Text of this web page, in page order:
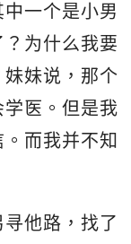
一个是小男
为什么我要
妹说，那个
医。但是我
而我并不知
他路，找了